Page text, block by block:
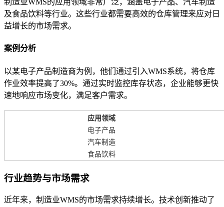
制造业WMS的应用领域非常广泛，涵盖电子产品、汽车制造
及食品饮料等行业。这些行业都需要高效的仓库管理来应对日
益增长的市场需求。
案例分析
以某电子产品制造商为例，他们通过引入WMS系统，将仓库
作业效率提高了30%。通过实时监控库存状态，企业能够更快
速地响应市场变化，满足客户需求。
应用领域
电子产品
汽车制造
食品饮料
行业趋势与市场需求
近年来，制造业WMS的市场需求持续增长。技术创新推动了